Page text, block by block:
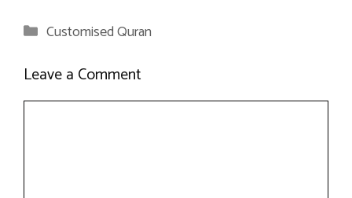
Categories
Customised Quran
Leave a Comment